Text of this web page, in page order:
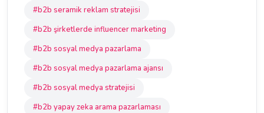
#b2b seramik reklam stratejisi
#b2b şirketlerde influencer marketing
#b2b sosyal medya pazarlama
#b2b sosyal medya pazarlama ajansı
#b2b sosyal medya stratejisi
#b2b yapay zeka arama pazarlaması